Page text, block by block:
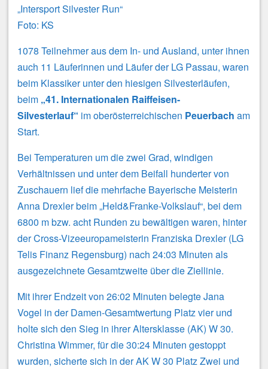
„Intersport Silvester Run“
Foto: KS
1078 Teilnehmer aus dem In- und Ausland, unter ihnen
auch 11 Läuferinnen und Läufer der LG Passau, waren
beim Klassiker unter den hiesigen Silvesterläufen,
beim „41. Internationalen Raiffeisen-
Silvesterlauf“ im oberösterreichischen Peuerbach am
Start.
Bei Temperaturen um die zwei Grad, windigen
Verhältnissen und unter dem Beifall hunderter von
Zuschauern lief die mehrfache Bayerische Meisterin
Anna Drexler beim „Held&Franke-Volkslauf“, bei dem
6800 m bzw. acht Runden zu bewältigen waren, hinter
der Cross-Vizeeuropameisterin Franziska Drexler (LG
Telis Finanz Regensburg) nach 24:03 Minuten als
ausgezeichnete Gesamtzweite über die Ziellinie.
Mit ihrer Endzeit von 26:02 Minuten belegte Jana
Vogel in der Damen-Gesamtwertung Platz vier und
holte sich den Sieg in ihrer Altersklasse (AK) W 30.
Christina Wimmer, für die 30:24 Minuten gestoppt
wurden, sicherte sich in der AK W 30 Platz Zwei und